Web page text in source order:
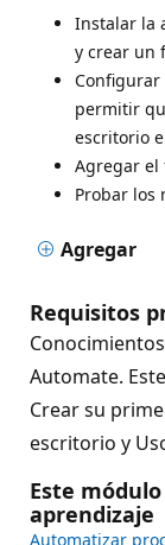
Instalar la
y crear un
permitir
escritorio
Agregar el
Probar los
Agregar
Requisitos
Automate.
Crear su
escritorio y
Este
aprendizaje
Automatizar